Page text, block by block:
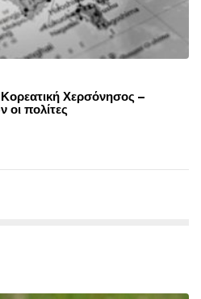
Χερσόνησος –
οι πολίτες